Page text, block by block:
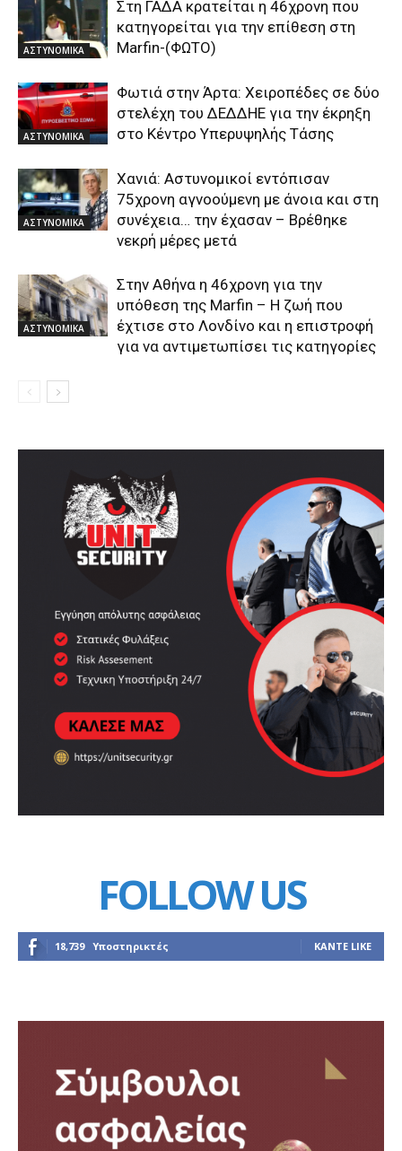
ΑΣΤΥΝΟΜΙΚΑ
Στη ΓΑΔΑ κρατείται η 46χρονη που
κατηγορείται για την επίθεση στη
Marfin-(ΦΩΤΟ)
ΑΣΤΥΝΟΜΙΚΑ
Φωτιά στην Άρτα: Χειροπέδες σε δύο
στελέχη του ΔΕΔΔΗΕ για την έκρηξη
στο Κέντρο Υπερυψηλής Τάσης
ΑΣΤΥΝΟΜΙΚΑ
Χανιά: Αστυνομικοί εντόπισαν
75χρονη αγνοούμενη με άνοια και στη
συνέχεια… την έχασαν – Βρέθηκε
νεκρή μέρες μετά
ΑΣΤΥΝΟΜΙΚΑ
Στην Αθήνα η 46χρονη για την
υπόθεση της Marfin – Η ζωή που
έχτισε στο Λονδίνο και η επιστροφή
για να αντιμετωπίσει τις κατηγορίες
FOLLOW US
18,739 Υποστηρικτές ΚΆΝΤΕ LIKE